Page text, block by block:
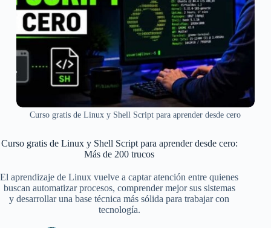
Curso gratis de Linux y Shell Script para aprender desde cero
Curso gratis de Linux y Shell Script para aprender desde cero:
Más de 200 trucos
El aprendizaje de Linux vuelve a captar atención entre quienes
buscan automatizar procesos, comprender mejor sus sistemas
y desarrollar una base técnica más sólida para trabajar con
tecnología.